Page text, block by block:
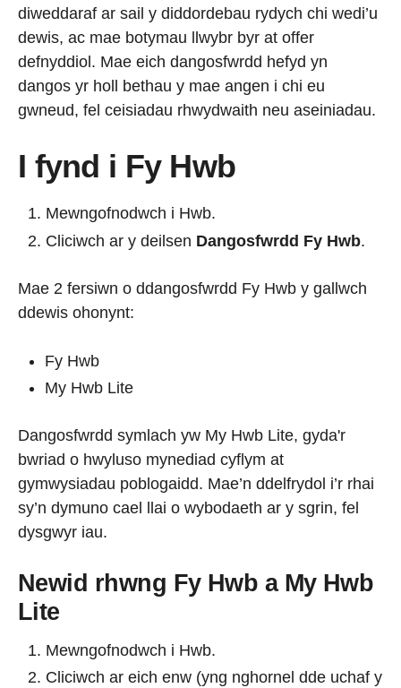
diweddaraf ar sail y diddordebau rydych chi wedi’u
dewis, ac mae botymau llwybr byr at offer
defnyddiol. Mae eich dangosfwrdd hefyd yn
dangos yr holl bethau y mae angen i chi eu
gwneud, fel ceisiadau rhwydwaith neu aseiniadau.
I fynd i Fy Hwb
Mewngofnodwch i Hwb.
Cliciwch ar y deilsen Dangosfwrdd Fy Hwb.
Mae 2 fersiwn o ddangosfwrdd Fy Hwb y gallwch
ddewis ohonynt:
Fy Hwb
My Hwb Lite
Dangosfwrdd symlach yw My Hwb Lite, gyda'r
bwriad o hwyluso mynediad cyflym at
gymwysiadau poblogaidd. Mae’n ddelfrydol i’r rhai
sy’n dymuno cael llai o wybodaeth ar y sgrin, fel
dysgwyr iau.
Newid rhwng Fy Hwb a My Hwb
Lite
Mewngofnodwch i Hwb.
Cliciwch ar eich enw (yng nghornel dde uchaf y